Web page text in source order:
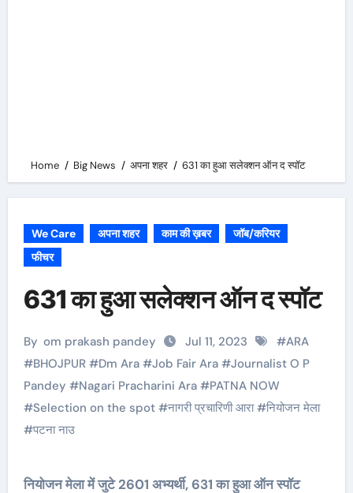
Home Big News अपना शहर 631 का हुआ सलेक्शन ऑन द स्पॉट
We Care अपना शहर काम की ख़बर
जॉब/करियर
फीचर
631 का हुआ सलेक्शन ऑन द स्पॉट
By om prakash pandey Jul 11, 2023 #ARA
#BHOJPUR#Dm Ara#Job Fair Ara#Journalist O P
Pandey #Nagari Pracharini Ara#PATNA NOW
#Selection on the spot#नागरी प्रचारिणी आरा#नियोजन मेला
#पटना नाउ
नियोजन मेला में जुटे 2601 अभ्यर्थी, 631 का हुआ ऑन स्पॉट